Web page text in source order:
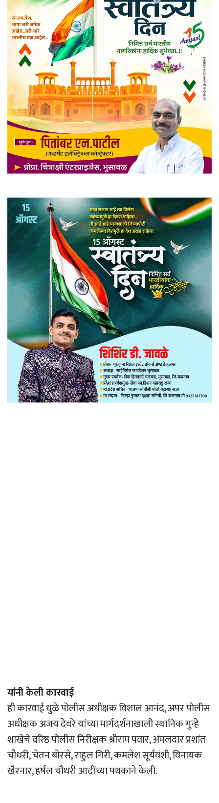
यांनी केली कारवाई
ही कारवाई धुळे पोलीस अधीक्षक विशाल आनंद, अपर पोलीस
अधीक्षक अजय देवरे यांच्या मार्गदर्शनाखाली स्थानिक गुन्हे
शाखेचे वरिष्ठ पोलीस निरीक्षक श्रीराम पवार, अंमलदार प्रशांत
चौधरी, चेतन बोरसे, राहुल गिरी, कमलेश सूर्यवंशी, विनायक
खैरनार, हर्षल चौधरी आदींच्या पथकाने केली.